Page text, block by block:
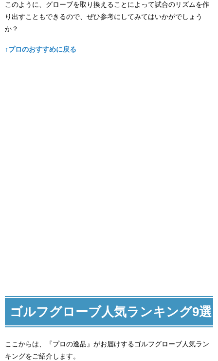
このように、グローブを取り換えることによって試合のリズムを作
り出すこともできるので、ぜひ参考にしてみてはいかがでしょう
か？
↑プロのおすすめに戻る
ゴルフグローブ人気ランキング9選
ここからは、『プロの逸品』がお届けするゴルフグローブ人気ラン
キングをご紹介します。